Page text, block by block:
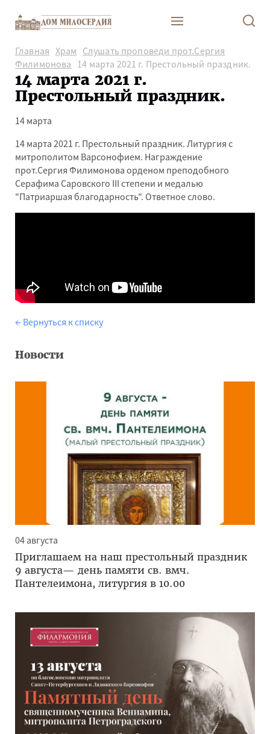
Главная Храм Слушать проповеди прот.Сергия
Филимонова 14 марта 2021 г. Престольный праздник.
14 марта 2021 г.
Престольный праздник.
14 марта
14 марта 2021 г. Престольный праздник. Литургия с
митрополитом Варсонофием. Награждение
прот.Сергия Филимонова орденом преподобного
Серафима Саровского III степени и медалью
"Патриаршая благодарность". Ответное слово.
← Вернуться к списку
Новости
04 августа
Приглашаем на наш престольный праздник
9 августа— день памяти св. вмч.
Пантелеимона, литургия в 10.00